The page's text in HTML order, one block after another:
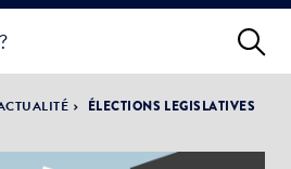
&
ACTUALITÉS &
ÉVÈNEMENTS
ÉLECTIONS LEGISLATIVES